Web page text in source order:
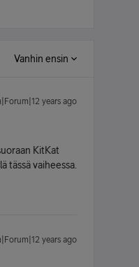
Vanhin ensin
years ago
KitKat
tässä vaiheessa.
years ago